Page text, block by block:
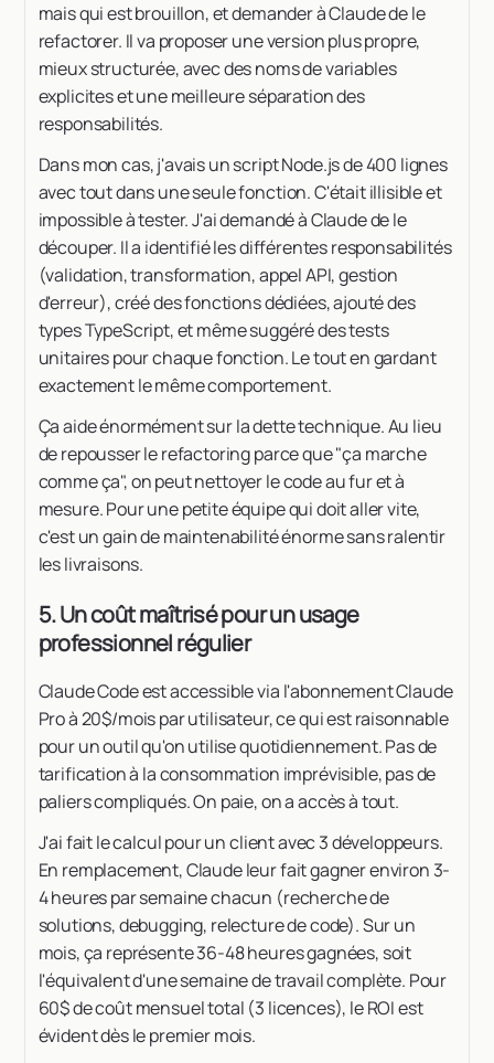
mais qui est brouillon, et demander à Claude de le
refactorer. Il va proposer une version plus propre,
mieux structurée, avec des noms de variables
explicites et une meilleure séparation des
responsabilités.
Dans mon cas, j'avais un script Node.js de 400 lignes
avec tout dans une seule fonction. C'était illisible et
impossible à tester. J'ai demandé à Claude de le
découper. Il a identifié les différentes responsabilités
(validation, transformation, appel API, gestion
d'erreur), créé des fonctions dédiées, ajouté des
types TypeScript, et même suggéré des tests
unitaires pour chaque fonction. Le tout en gardant
exactement le même comportement.
Ça aide énormément sur la dette technique. Au lieu
de repousser le refactoring parce que "ça marche
comme ça", on peut nettoyer le code au fur et à
mesure. Pour une petite équipe qui doit aller vite,
c'est un gain de maintenabilité énorme sans ralentir
les livraisons.
5. Un coût maîtrisé pour un usage
professionnel régulier
Claude Code est accessible via l'abonnement Claude
Pro à 20$/mois par utilisateur, ce qui est raisonnable
pour un outil qu'on utilise quotidiennement. Pas de
tarification à la consommation imprévisible, pas de
paliers compliqués. On paie, on a accès à tout.
J'ai fait le calcul pour un client avec 3 développeurs.
En remplacement, Claude leur fait gagner environ 3-
4 heures par semaine chacun (recherche de
solutions, debugging, relecture de code). Sur un
mois, ça représente 36-48 heures gagnées, soit
l'équivalent d'une semaine de travail complète. Pour
60$ de coût mensuel total (3 licences), le ROI est
évident dès le premier mois.